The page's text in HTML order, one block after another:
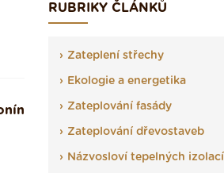
RUBRIKY ČLÁNKŮ
Zateplení střechy
Ekologie a energetika
Zateplování fasády
Zateplování dřevostaveb
Názvosloví tepelných izolací